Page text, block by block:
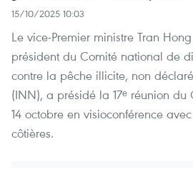
15/10/2025 10:03
Le vice-Premier ministre Tran
président du Comité national de
contre la pêche illicite, non
(INN), a présidé la 17ᵉ réunion
14 octobre en visioconférence
côtières.